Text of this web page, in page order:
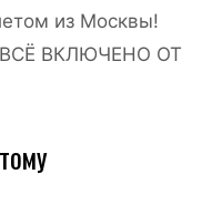
из Москвы!
ВКЛЮЧЕНО ОТ